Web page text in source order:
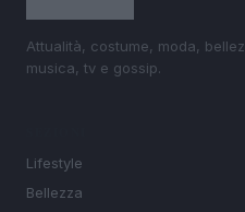
Attualità, costume, moda,
musica, tv e gossip.
Lifestyle
Bellezza